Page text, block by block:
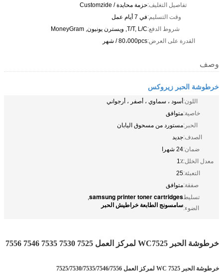
تفاصيل التغليف:حزمة محايدة / Customzide
وقت التسليم:في 7 أيام عمل
شروط الدفع:T/T, L/C, ويسترن يونيون, MoneyGram
القدرة على العرض:80،000pcs / شهر
وصف
خرطوشة الحبر زيروكس
اللون:أسود ، سماوي ، أصفر ، أرجواني
خاصية:متوافق
الحبر:مستورد من مسحوق اليابان
الصدف:جديد
ضمان:24 شهرا
معدل الخلل:1٪
التعبئة:25
صفقة:متوافق
تسليط
الضوء:
samsung printer toner cartridges
,
سامسونج الطابعة خراطيش الحبر
خرطوشة الحبر WC7525 لمركز العمل 7525 7530 7535 7546 7556
خرطوشة الحبر WC 7525 لمركز العمل 7525/7530/7535/7546/7556